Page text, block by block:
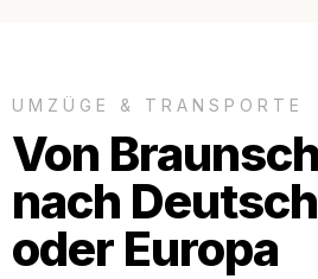
UMZÜGE & TRANSPORTE
Von
nach
oder Europa